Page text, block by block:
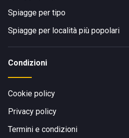
Spiagge per tipo
Spiagge per località più popolari
Condizioni
Cookie policy
Privacy policy
Termini e condizioni